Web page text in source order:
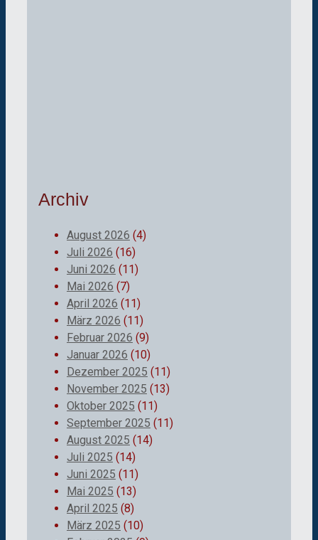
Archiv
August 2026 (4)
Juli 2026 (16)
Juni 2026 (11)
Mai 2026 (7)
April 2026 (11)
März 2026 (11)
Februar 2026 (9)
Januar 2026 (10)
Dezember 2025 (11)
November 2025 (13)
Oktober 2025 (11)
September 2025 (11)
August 2025 (14)
Juli 2025 (14)
Juni 2025 (11)
Mai 2025 (13)
April 2025 (8)
März 2025 (10)